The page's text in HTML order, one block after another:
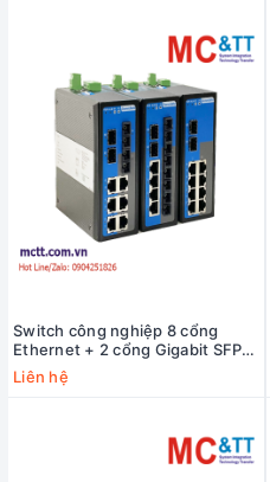
Switch công nghiệp 8 cổng
Ethernet + 2 cổng Gigabit SFP
3Onedata IES2010-8T2GS-P220
Liên hệ